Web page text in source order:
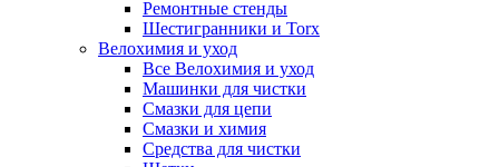
Ремонтные стенды
Шестигранники и Torx
Велохимия и уход
Все Велохимия и уход
Машинки для чистки
Смазки для цепи
Смазки и химия
Средства для чистки